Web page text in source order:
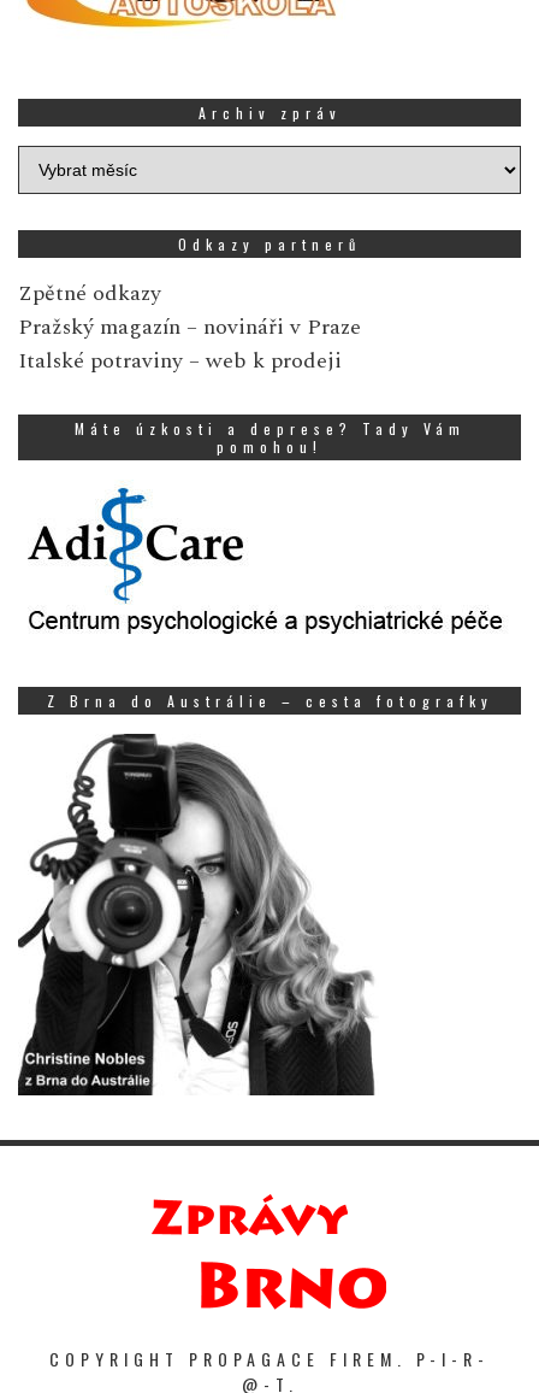
Archiv zpráv
Archiv
zpráv
Odkazy partnerů
Zpětné odkazy
Pražský magazín – novináři v Praze
Italské potraviny – web k prodeji
Máte úzkosti a deprese? Tady Vám
pomohou!
Z Brna do Austrálie – cesta fotografky
COPYRIGHT PROPAGACE FIREM. P-I-R-
@-T.